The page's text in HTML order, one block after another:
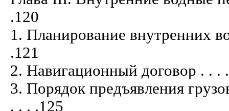
.120
1. Планирование внутренних
.121
2. Навигационный договор . . .
3. Порядок предъявления
. . . .125